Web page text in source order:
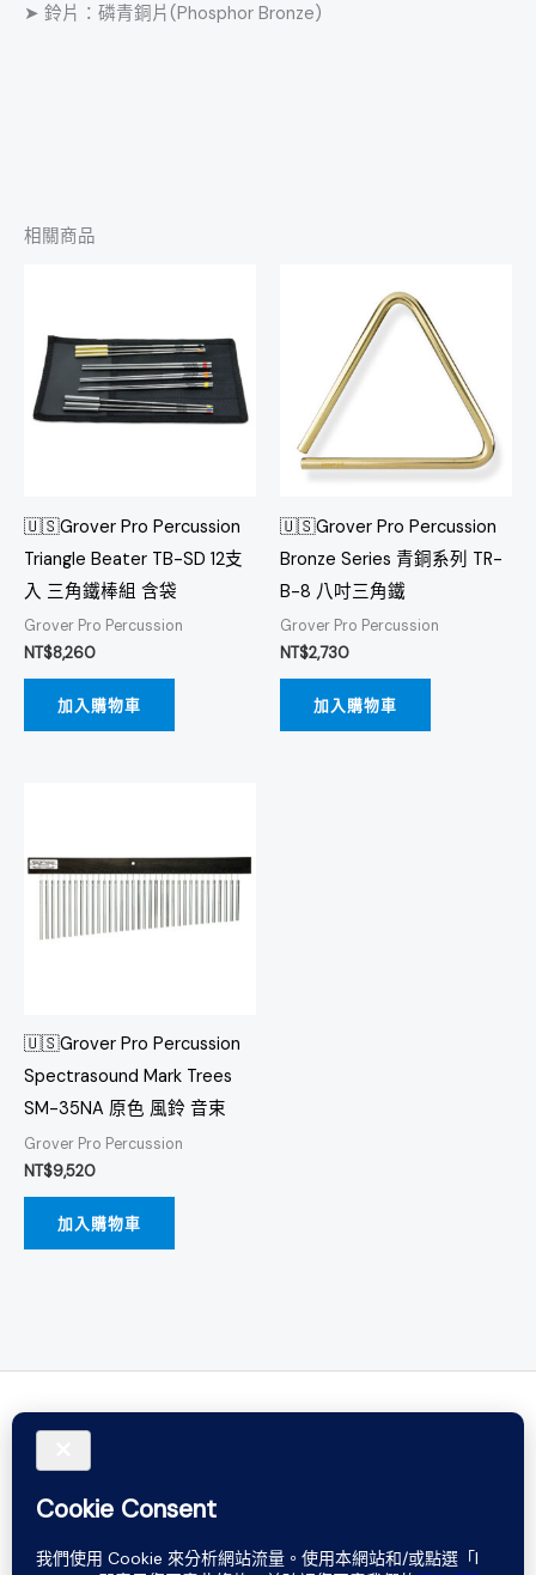
➤ 鈴片：磷青銅片(Phosphor Bronze)
相關商品
🇺🇸Grover Pro Percussion
Triangle Beater TB-SD 12支
入 三角鐵棒組 含袋
Grover Pro Percussion
NT$8,260
加入購物車
🇺🇸Grover Pro Percussion
Bronze Series 青銅系列 TR-
B-8 八吋三角鐵
Grover Pro Percussion
NT$2,730
加入購物車
🇺🇸Grover Pro Percussion
Spectrasound Mark Trees
SM-35NA 原色 風鈴 音束
Grover Pro Percussion
NT$9,520
加入購物車
Do not rely on words. Believe in sound.